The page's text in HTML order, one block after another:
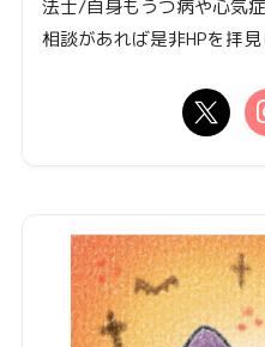
法士/自身もうつ病や心気
相談があれば是非HPを拝見